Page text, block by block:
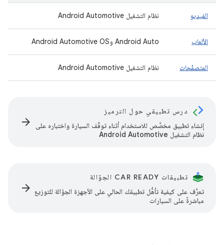
الفيديو نظام التشغيل Android Automotive
الألعاب ‫Android Auto وAndroid Automotive OS
المتصفّحات نظام التشغيل Android Automotive
درس تطبيقي حول الترميز
إنشاء تطبيق مخصَّص للاستخدام أثناء توقّف السيارة واختباره على
نظام التشغيل Android Automotive
arrow_forward
تطبيقات CAR READY الجوّالة
تعرَّف على كيفية تأهُّل تطبيقك الحالي على الأجهزة الجوّالة للتوزيع
مباشرةً على السيارات
arrow_forward